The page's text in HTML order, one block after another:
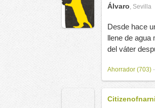
Álvaro, Sevilla
Desde hace
llene de agua
del váter
Ahorrador (703) -